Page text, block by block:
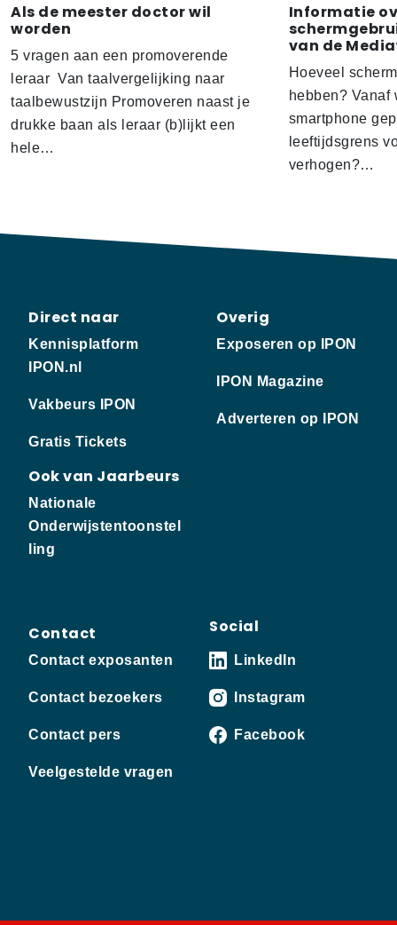
Als de meester doctor wil
worden
5 vragen aan een promoverende
leraar Van taalvergelijking naar
taalbewustzijn Promoveren naast je
drukke baan als leraar (b)lijkt een
hele…
Informatie
van de
Hoeveel
hebben?
smartphone
leeftijdsgrens
verhogen?…
Direct naar
Kennisplatform
IPON.nl
Vakbeurs IPON
Gratis Tickets
Ook van Jaarbeurs
Nationale
Onderwijstentoonstel
ling
Overig
Exposeren op IPON
IPON Magazine
Adverteren op IPON
Contact
Contact exposanten
Contact bezoekers
Contact pers
Veelgestelde vragen
Social
LinkedIn
Instagram
Facebook